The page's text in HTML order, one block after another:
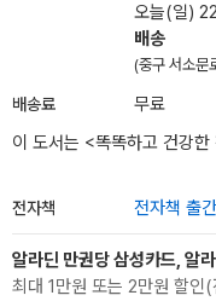
오늘(일)
배송
(중구 서소
배송료
무료
이 도서는 <똑똑하고 건강
전자책 전자책 출
알라딘 만권당 삼성카드, 알
최대 1만원 또는 2만원 할